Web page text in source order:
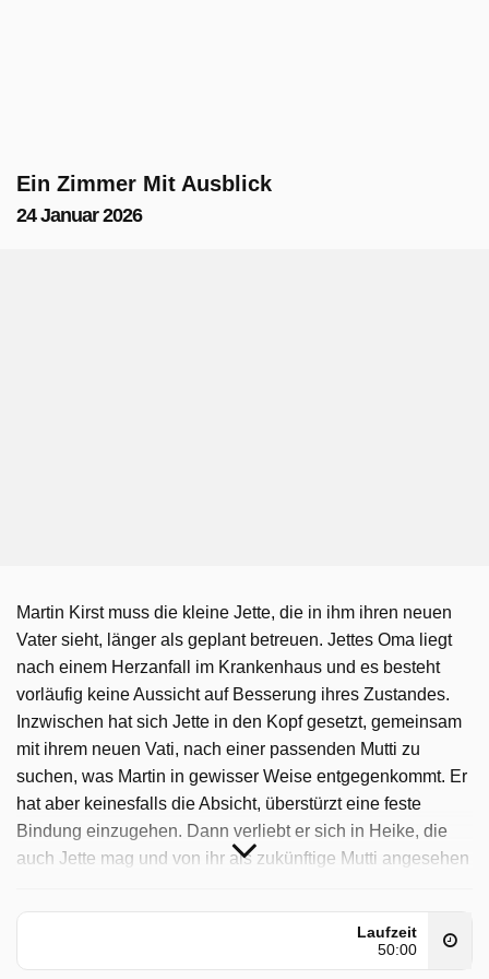
Ein Zimmer Mit Ausblick
24 Januar 2026
Martin Kirst muss die kleine Jette, die in ihm ihren neuen
Vater sieht, länger als geplant betreuen. Jettes Oma liegt
nach einem Herzanfall im Krankenhaus und es besteht
vorläufig keine Aussicht auf Besserung ihres Zustandes.
Inzwischen hat sich Jette in den Kopf gesetzt, gemeinsam
mit ihrem neuen Vati, nach einer passenden Mutti zu
suchen, was Martin in gewisser Weise entgegenkommt. Er
hat aber keinesfalls die Absicht, überstürzt eine feste
Bindung einzugehen. Dann verliebt er sich in Heike, die
auch Jette mag und von ihr als zukünftige Mutti angesehen
mehrjährigen Forschungsaufenthalt im Ausland. Doch im
alltäglichen Zusammenleben spüren Heike und Martin,
dass sie trotz aller Zuneigung wohl gar nicht bereit sind,
Laufzeit
50:00